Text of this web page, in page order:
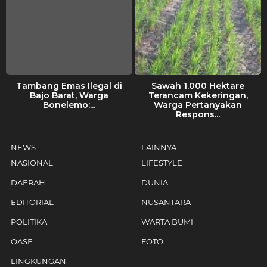
Tambang Emas Ilegal di
Bajo Barat, Warga
Bonelemo:...
Sawah 1.000 Hektare
Terancam Kekeringan,
Warga Pertanyakan
Respons...
NEWS
NASIONAL
DAERAH
EDITORIAL
POLITIKA
OASE
LINGKUNGAN
LAINNYA
LIFESTYLE
DUNIA
NUSANTARA
WARTA BUMI
FOTO